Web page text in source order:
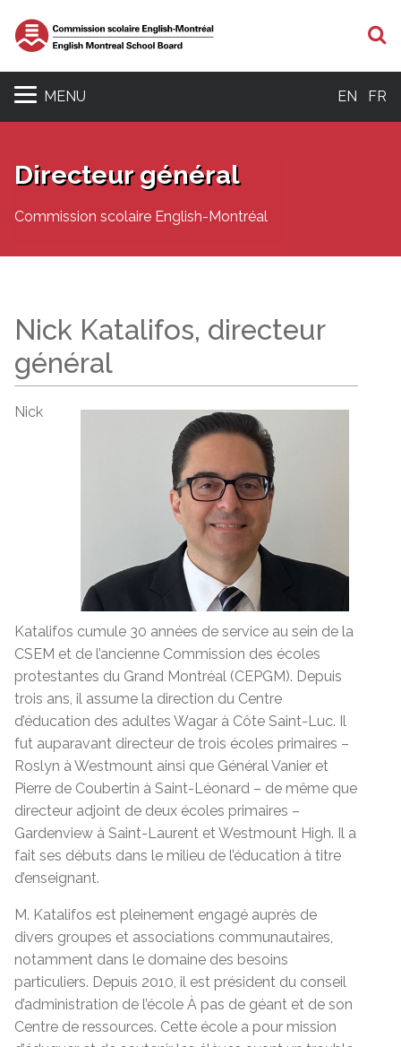
MENU EN FR
Directeur général
Commission scolaire English-Montréal
Nick Katalifos, directeur
général
Nick
Katalifos cumule 30 années de service au sein de la
CSEM et de l’ancienne Commission des écoles
protestantes du Grand Montréal (CEPGM). Depuis
trois ans, il assume la direction du Centre
d’éducation des adultes Wagar à Côte Saint-Luc. Il
fut auparavant directeur de trois écoles primaires –
Roslyn à Westmount ainsi que Général Vanier et
Pierre de Coubertin à Saint-Léonard – de même que
directeur adjoint de deux écoles primaires –
Gardenview à Saint-Laurent et Westmount High. Il a
fait ses débuts dans le milieu de l’éducation à titre
d’enseignant.
M. Katalifos est pleinement engagé auprès de
divers groupes et associations communautaires,
notamment dans le domaine des besoins
particuliers. Depuis 2010, il est président du conseil
d’administration de l’école À pas de géant et de son
Centre de ressources. Cette école a pour mission